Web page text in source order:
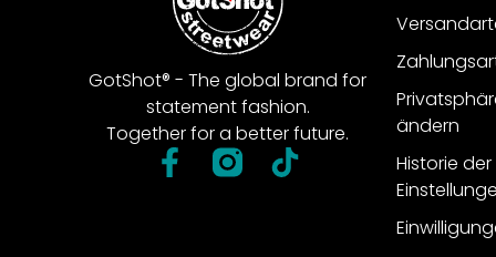
GotShot® - The global brand for
statement fashion.
Together for a better future.
ändern
Historie